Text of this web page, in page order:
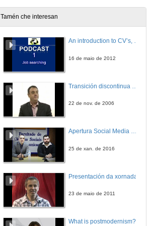
Tamén che interesan
An introduction to CV’s, letters, and job searching
16 de maio de 2012
22 de nov. de 2006
Apertura Social Media Day 2016
25 de xan. de 2016
Presentación da xornada
23 de maio de 2011
What is postmodernism?